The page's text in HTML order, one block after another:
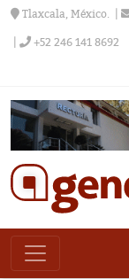
Tlaxcala, México.
+52 246 141 8692